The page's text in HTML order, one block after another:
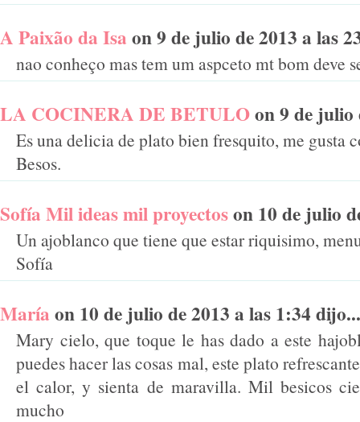
A Paixão da Isa on 9 de julio de 2013 a las
nao conheço mas tem um aspceto mt bom deve
LA COCINERA DE BETULOon 9 de julio
Es una delicia de plato bien fresquito, me gusta
Besos.
Sofía Mil ideas mil proyectoson 10 de julio
Un ajoblanco que tiene que estar riquisimo,
Sofía
María on 10 de julio de 2013 a las 1:34 dijo...
Mary cielo, que toque le has dado a este
puedes hacer las cosas mal, este plato
el calor, y sienta de maravilla. Mil besicos
mucho